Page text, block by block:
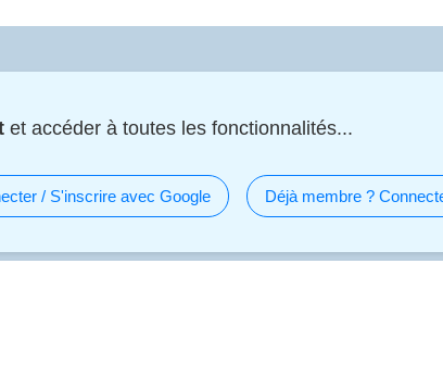
et accéder à toutes les fonctionnalités...
/ S'inscrire avec Google Déjà membre ?